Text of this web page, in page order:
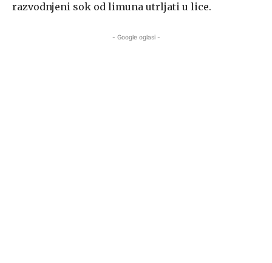
razvodnjeni sok od limuna utrljati u lice.
- Google oglasi -